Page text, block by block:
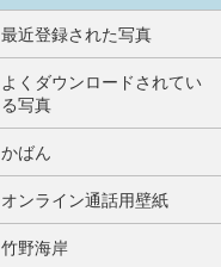
最近登録された写真
よくダウンロードされてい
る写真
かばん
オンライン通話用壁紙
竹野海岸